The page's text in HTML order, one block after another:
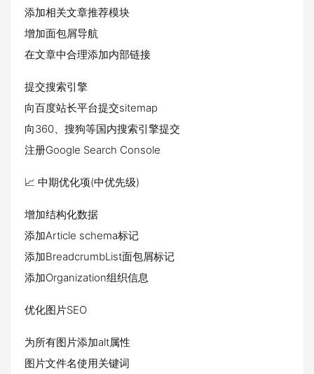
添加相关文章推荐模块
增加面包屑导航
在文章中合理添加内部链接
提交搜索引擎
向百度站长平台提交sitemap
向360、搜狗等国内搜索引擎提交
注册Google Search Console
📈 中期优化项(中优先级)
增加结构化数据
添加Article schema标记
添加BreadcrumbList面包屑标记
添加Organization组织信息
优化图片SEO
为所有图片添加alt属性
图片文件名使用关键词